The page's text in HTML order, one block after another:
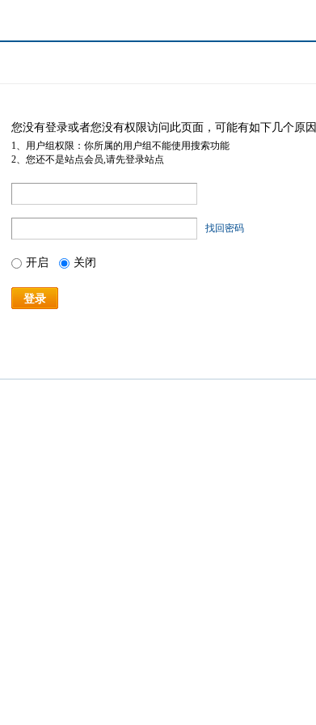
您没有登录或者您没有权限访问此页面，可能有如下几个原因
1、用户组权限：你所属的用户组不能使用搜索功能
2、您还不是站点会员,请先登录站点
找回密码
开启 关闭
登录